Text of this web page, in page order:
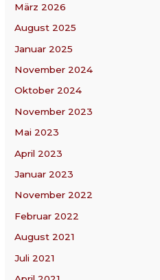
März 2026
August 2025
Januar 2025
November 2024
Oktober 2024
November 2023
Mai 2023
April 2023
Januar 2023
November 2022
Februar 2022
August 2021
Juli 2021